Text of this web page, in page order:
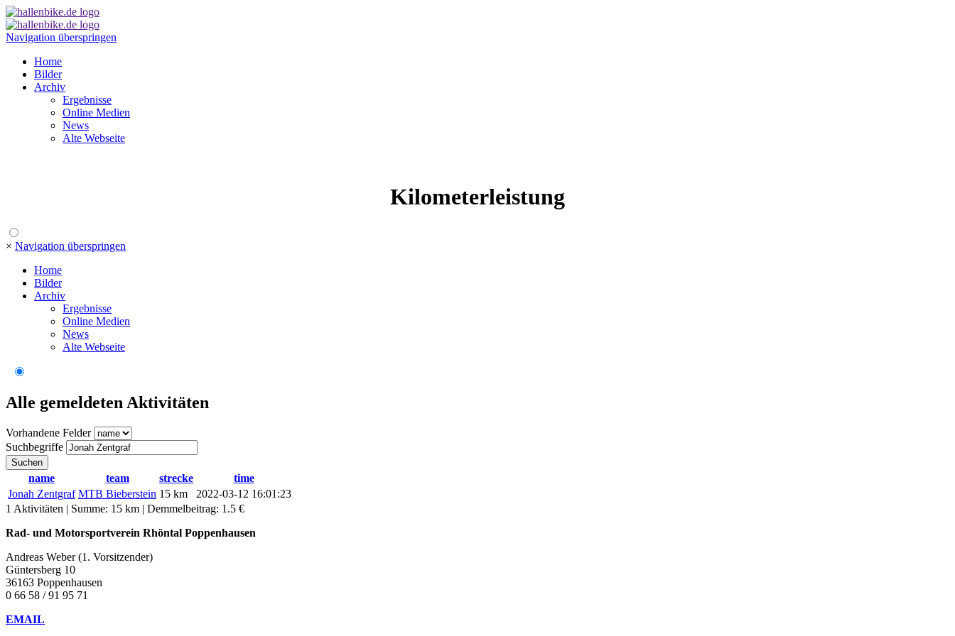
Navigation überspringen
Home
Bilder
Archiv
Ergebnisse
Online Medien
News
Alte Webseite
Kilometerleistung
× Navigation überspringen
Home
Bilder
Archiv
Ergebnisse
Online Medien
News
Alte Webseite
Alle gemeldeten Aktivitäten
Vorhandene Felder
Suchbegriffe
Suchen
name team strecke
time
Jonah Zentgraf MTB Bieberstein 15 km
2022-03-12 16:01:23
1 Aktivitäten | Summe: 15 km | Demmelbeitrag: 1.5 €
Rad- und Motorsportverein Rhöntal Poppenhausen
Andreas Weber (1. Vorsitzender)
Güntersberg 10
36163 Poppenhausen
0 66 58 / 91 95 71
EMAIL